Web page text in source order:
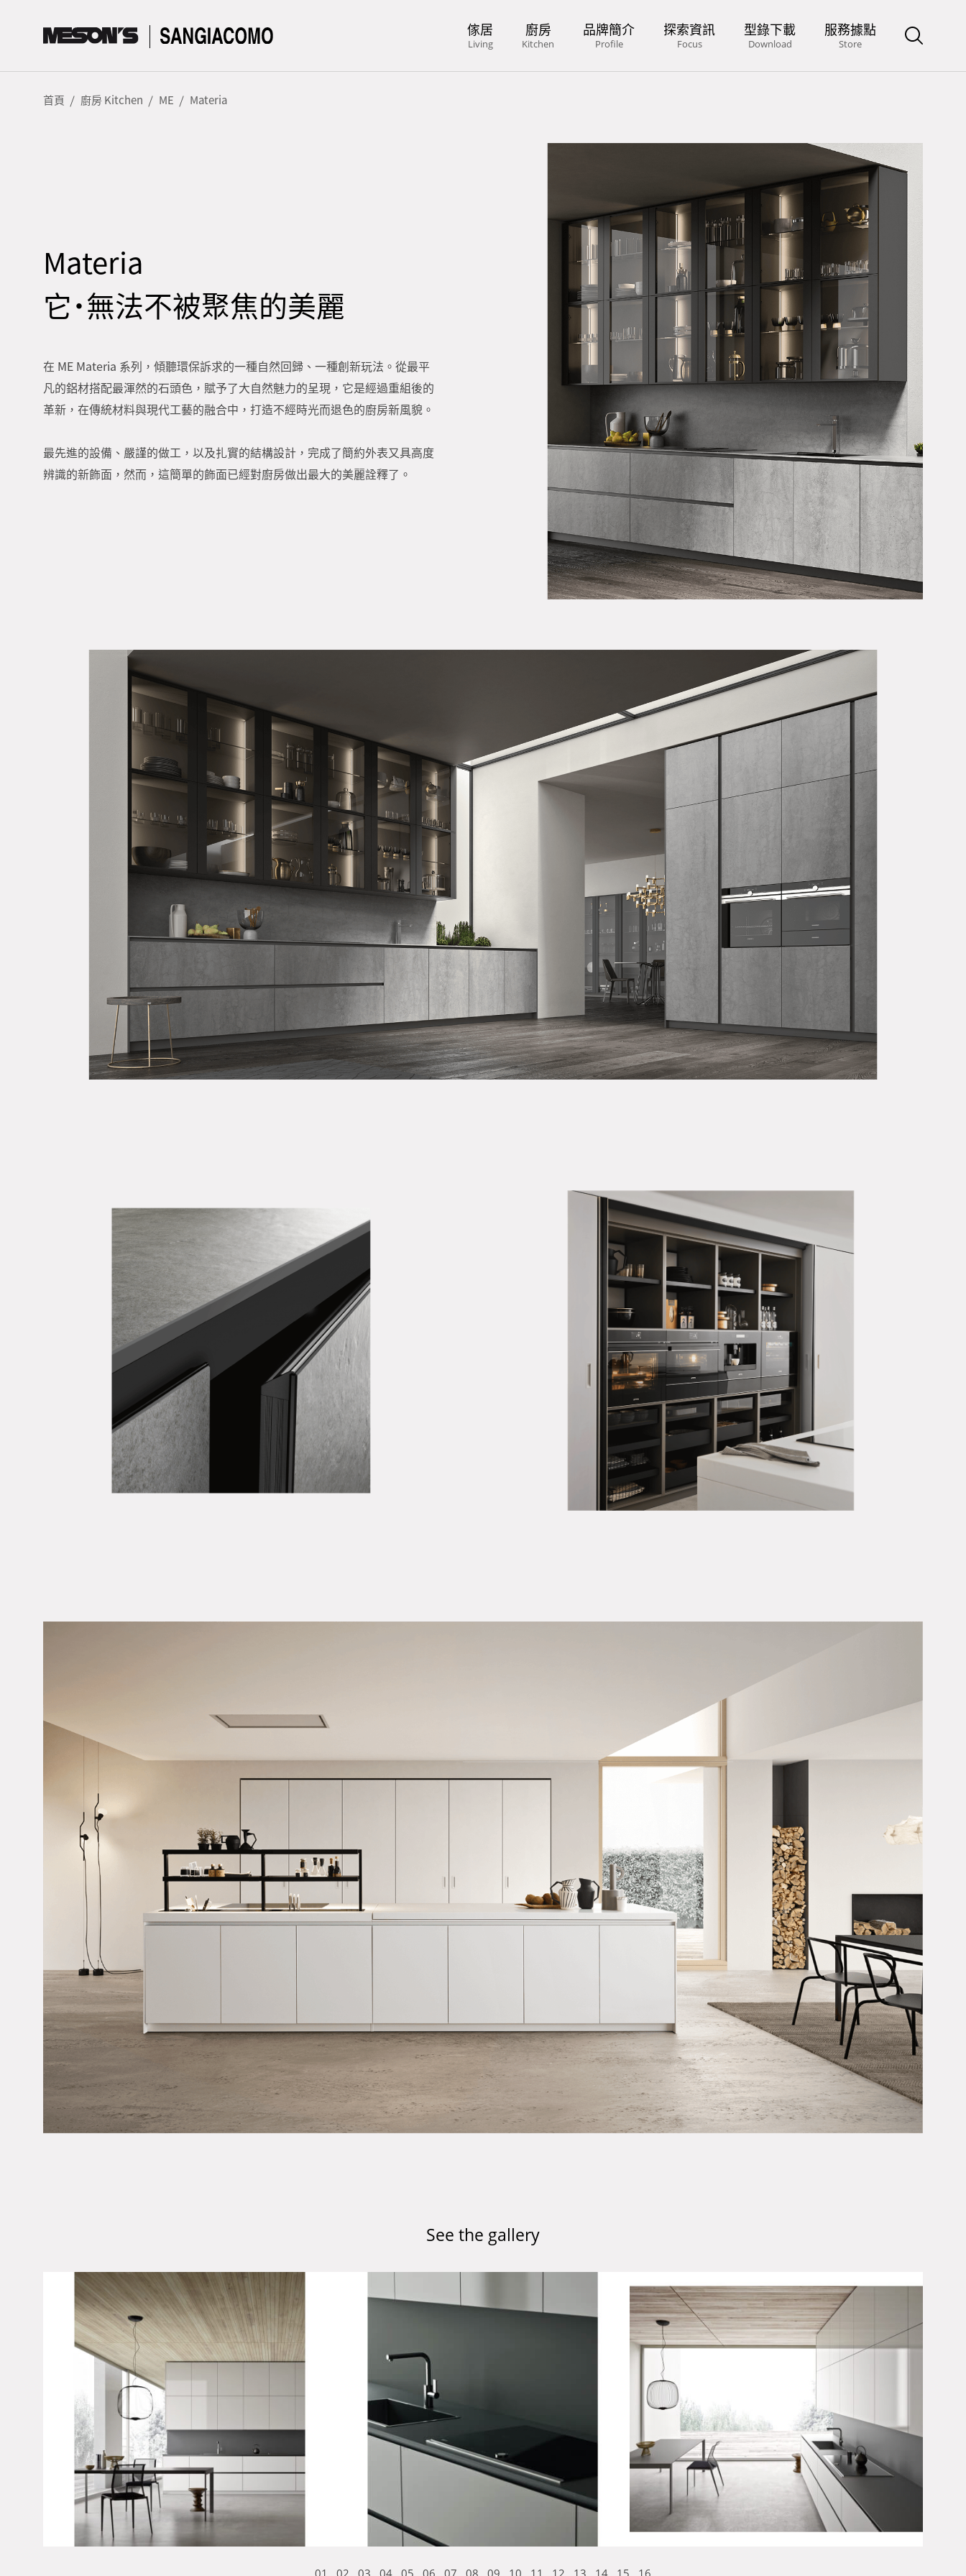
傢居
Living
廚房
Kitchen
品牌簡介
Profile
探索資訊
Focus
型錄下載
Download
服務據點
Store
首頁 廚房 Kitchen ME Materia
Materia
它˙無法不被聚焦的美麗
在 ME Materia 系列，傾聽環保訴求的一種自然回歸、一種創新玩法。從最平
凡的鋁材搭配最渾然的石頭色，賦予了大自然魅力的呈現，它是經過重組後的
革新，在傳統材料與現代工藝的融合中，打造不經時光而退色的廚房新風貌。
最先進的設備、嚴謹的做工，以及扎實的結構設計，完成了簡約外表又具高度
辨識的新飾面，然而，這簡單的飾面已經對廚房做出最大的美麗詮釋了。
See the gallery